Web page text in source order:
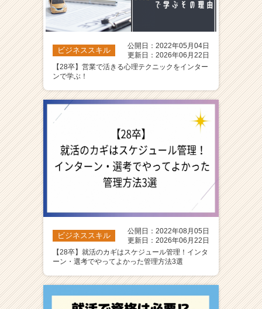
イ
ト
チ
キ
ャ
ア
（C
r
C
e
ビジネススキル
公開日：2022年05月04日
更新日：2026年06月22日
【28卒】営業で活きる心理テクニックをインター
ンで学ぶ！
ビジネススキル
公開日：2022年08月05日
更新日：2026年06月22日
【28卒】就活のカギはスケジュール管理！インタ
ーン・選考でやってよかった管理方法3選